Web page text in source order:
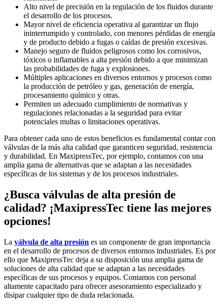
Alto nivel de precisión en la regulación de los fluidos durante
el desarrollo de los procesos.
Mayor nivel de eficiencia operativa al garantizar un flujo
ininterrumpido y controlado, con menores pérdidas de energía
y de producto debido a fugas o caídas de presión excesivas.
Manejo seguro de fluidos peligrosos como los corrosivos,
tóxicos o inflamables a alta presión debido a que minimizan
las probabilidades de fuga y explosiones.
Múltiples aplicaciones en diversos entornos y procesos como
la producción de petróleo y gas, generación de energía,
procesamiento químico y otras.
Permiten un adecuado cumplimiento de normativas y
regulaciones relacionadas a la seguridad para evitar
potenciales multas o limitaciones operativas.
Para obtener cada uno de estos beneficios es fundamental contar con
válvulas de la más alta calidad que garanticen seguridad, resistencia
y durabilidad. En MaxipressTec, por ejemplo, contamos con una
amplia gama de alternativas que se adaptan a las necesidades
específicas de los sistemas y de los procesos industriales.
¿Busca válvulas de alta presión de
calidad? ¡MaxipressTec tiene las mejores
opciones!
La válvula de alta presión es un componente de gran importancia
en el desarrollo de procesos de diversos entornos industriales. Es por
ello que MaxipressTec deja a su disposición una amplia gama de
soluciones de alta calidad que se adaptan a las necesidades
específicas de sus procesos y equipos. Contamos con personal
altamente capacitado para ofrecer asesoramiento especializado y
disipar cualquier tipo de duda relacionada.